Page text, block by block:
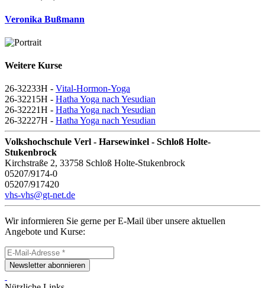
Veronika Bußmann
Weitere Kurse
26-32233H - Vital-Hormon-Yoga
26-32215H - Hatha Yoga nach Yesudian
26-32221H - Hatha Yoga nach Yesudian
26-32227H - Hatha Yoga nach Yesudian
Volkshochschule Verl - Harsewinkel - Schloß Holte-
Stukenbrock
Kirchstraße 2, 33758 Schloß Holte-Stukenbrock
05207/9174-0
05207/917420
vhs-vhs@gt-net.de
Wir informieren Sie gerne per E-Mail über unsere aktuellen
Angebote und Kurse:
Newsletter abonnieren